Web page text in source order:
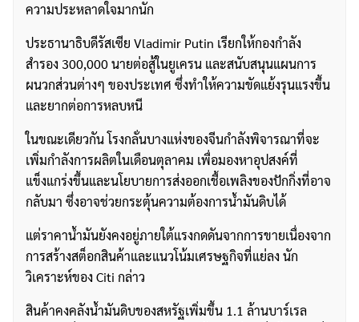
ความประหลาดใจมากนัก
ประธานาธิบดีรัสเซีย Vladimir Putin เรียกให้กองกำลัง
สำรอง 300,000 นายต่อสู้ในยูเครน และสนับสนุนแผนการ
ผนวกส่วนต่างๆ ของประเทศ ซึ่งทำให้ความขัดแย้งรุนแรงขึ้น
และยากต่อการหลบหนี
ในขณะเดียวกัน โรงกลั่นบางแห่งของจีนกำลังพิจารณาที่จะ
เพิ่มกำลังการผลิตในเดือนตุลาคม เพื่อมองหาอุปสงค์ที่
แข็งแกร่งขึ้นและนโยบายการส่งออกเชื้อเพลิงของปักกิ่งที่อาจ
กลับมา ซึ่งอาจช่วยกระตุ้นความต้องการน้ำมันดิบได้
แต่ราคาน้ำมันยังคงอยู่ภายใต้แรงกดดันจากการขายเนื่องจาก
การสร้างสต็อกสินค้าและแนวโน้มเศรษฐกิจที่แย่ลง นัก
วิเคราะห์ของ Citi กล่าว
สินค้าคงคลังน้ำมันดิบของสหรัฐเพิ่มขึ้น 1.1 ล้านบาร์เรล